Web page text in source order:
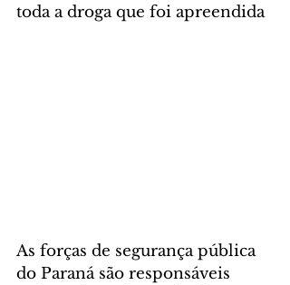
toda a droga que foi apreendida
As forças de segurança pública
do Paraná são responsáveis